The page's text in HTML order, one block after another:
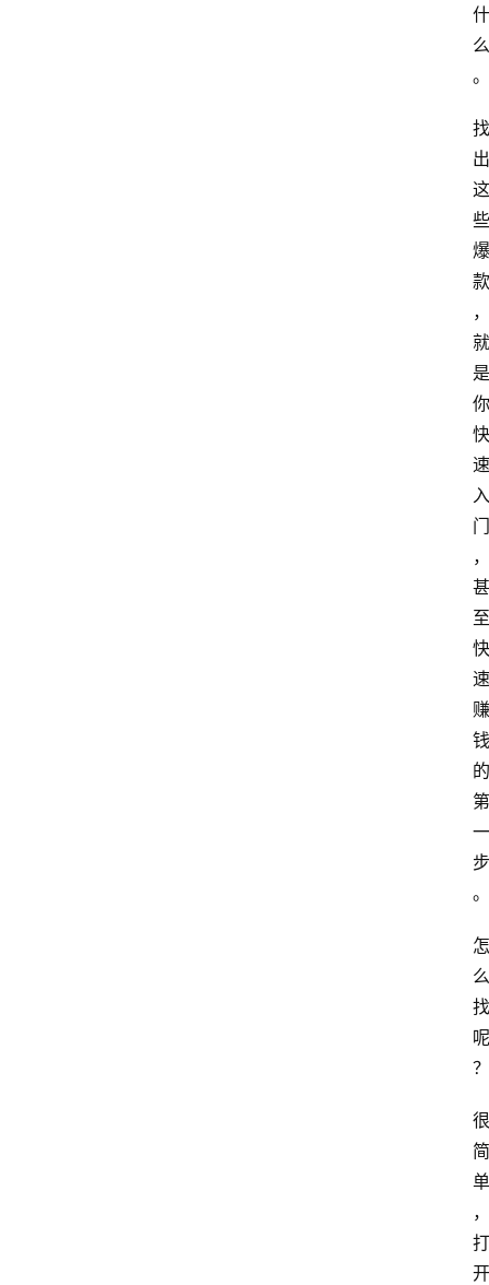
什
么
。
找
出
这
些
爆
款
，
就
是
你
快
速
入
门
，
甚
至
快
速
赚
钱
的
第
一
步
。
怎
么
找
呢
？
很
简
单
，
打
开